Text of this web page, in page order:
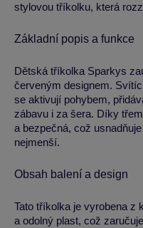
stylovou tříkolku, která
Základní popis a funkce
Dětská tříkolka Sparkys
červeným designem.
se aktivují pohybem,
zábavu i za šera. Díky
a bezpečná, což
nejmenší.
Obsah balení a design
Tato tříkolka je vyrobena z
a odolný plast, což